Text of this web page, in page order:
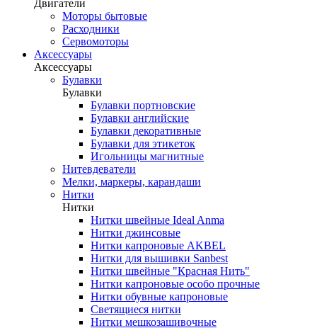
Двигатели
Моторы бытовые
Расходники
Сервомоторы
Аксессуары
Аксессуары
Булавки
Булавки
Булавки портновские
Булавки английские
Булавки декоративные
Булавки для этикеток
Игольницы магнитные
Нитевдеватели
Мелки, маркеры, карандаши
Нитки
Нитки
Нитки швейные Ideal Anma
Нитки джинсовые
Нитки капроновые AKBEL
Нитки для вышивки Sanbest
Нитки швейные "Красная Нить"
Нитки капроновые особо прочные
Нитки обувные капроновые
Светящиеся нитки
Нитки мешкозашивочные